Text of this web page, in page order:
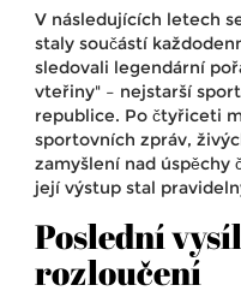
V následujících letech
staly součástí
sledovali legendární
vteřiny" – nejstarší
republice. Po čtyřiceti
sportovních zpráv,
zamyšlení nad úspěchy
její výstup stal
Poslední
rozloučení